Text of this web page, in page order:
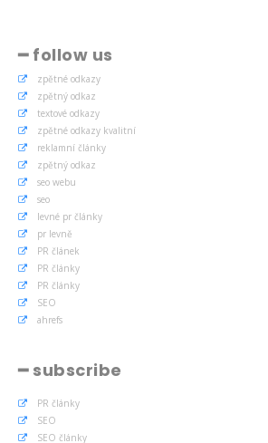
━ follow us
zpětné odkazy
zpětný odkaz
textové odkazy
zpětné odkazy kvalitní
reklamní články
zpětný odkaz
seo webu
seo
levné pr články
pr levně
PR článek
PR články
PR články
SEO
ahrefs
━ subscribe
PR články
SEO
SEO články